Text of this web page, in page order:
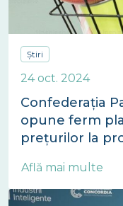
Știri
24 oct. 2024
Confederația
opune ferm
prețurilor la
Află mai multe